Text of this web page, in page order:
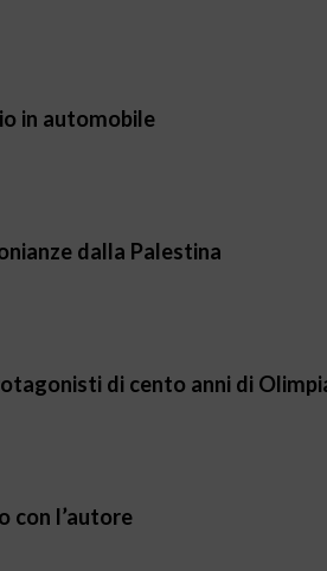
in automobile
dalla Palestina
di cento anni di
con l’autore